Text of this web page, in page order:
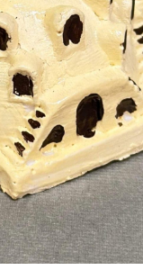
تصویر